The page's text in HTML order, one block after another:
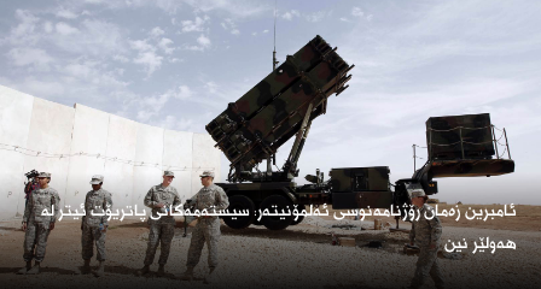
ئامبرین زەمان رۆژنامەنوسی ئەلمۆنیتەر: سیستەمەکانی پاتریۆت ئیتر لە
هەولێر نین